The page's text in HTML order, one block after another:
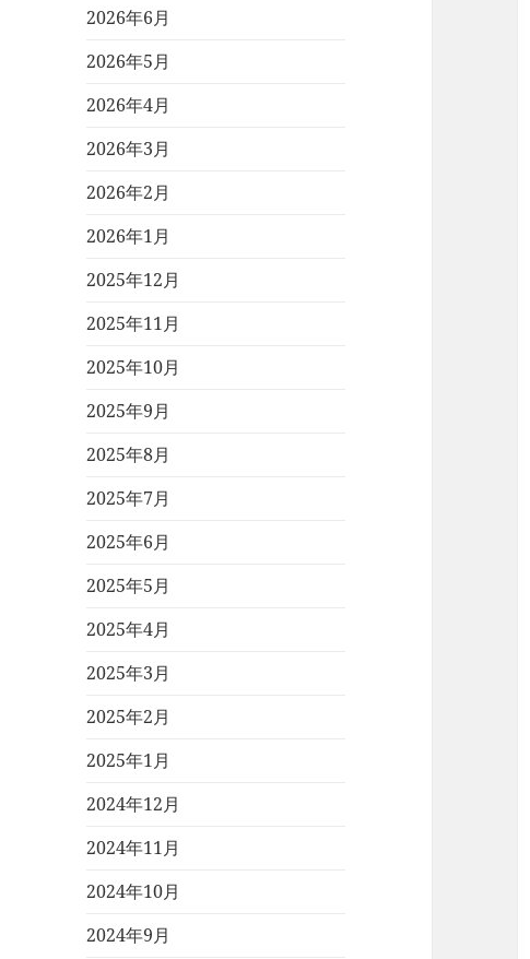
2026年6月
2026年5月
2026年4月
2026年3月
2026年2月
2026年1月
2025年12月
2025年11月
2025年10月
2025年9月
2025年8月
2025年7月
2025年6月
2025年5月
2025年4月
2025年3月
2025年2月
2025年1月
2024年12月
2024年11月
2024年10月
2024年9月